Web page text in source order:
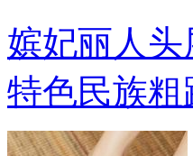
嫔妃丽人
特色民族粗